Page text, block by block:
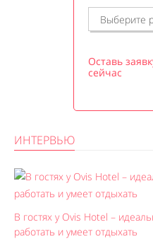
Оставь
сейчас
ИНТЕРВЬЮ
В гостях у Ovis Hotel –
работать и умеет отдыхать